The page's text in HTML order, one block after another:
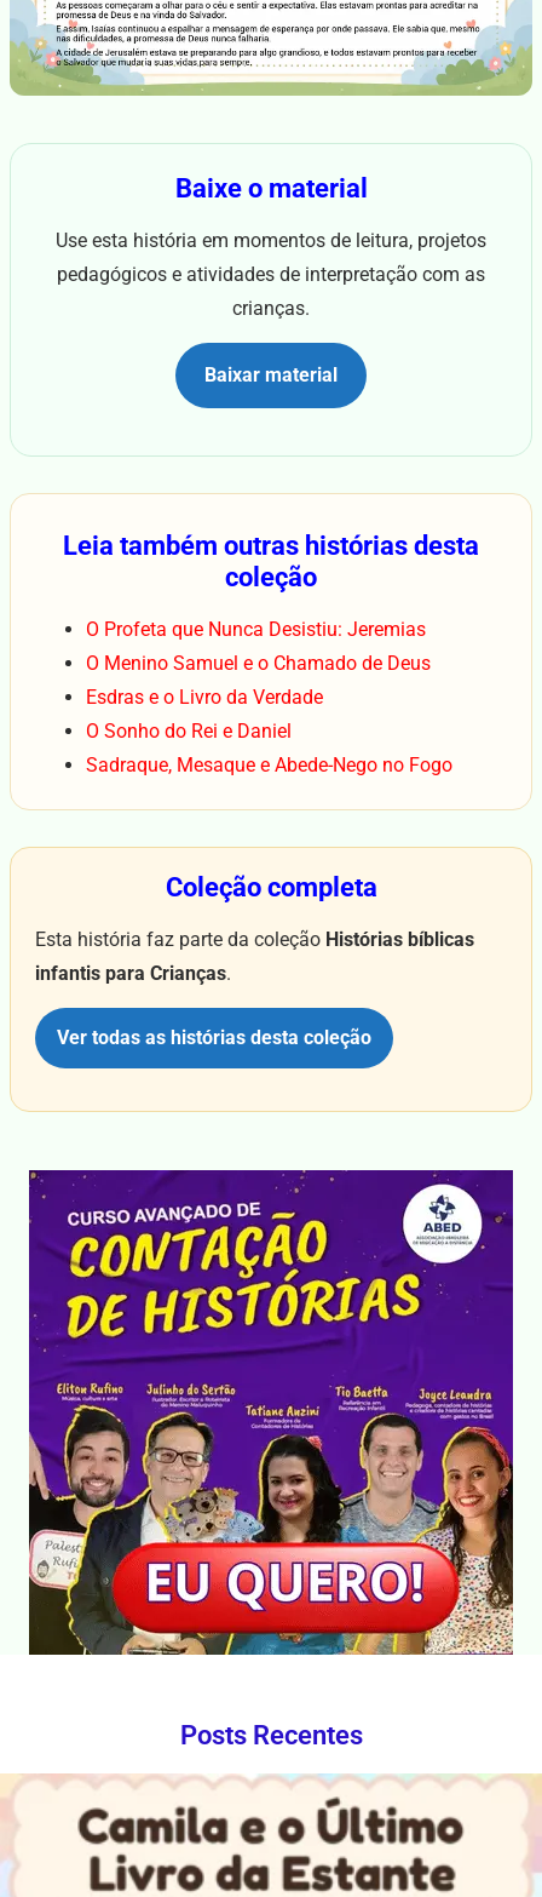
Baixe o material
Use esta história em momentos de leitura, projetos
pedagógicos e atividades de interpretação com as
crianças.
Baixar material
Leia também outras histórias desta
coleção
O Profeta que Nunca Desistiu: Jeremias
O Menino Samuel e o Chamado de Deus
Esdras e o Livro da Verdade
O Sonho do Rei e Daniel
Sadraque, Mesaque e Abede-Nego no Fogo
Coleção completa
Esta história faz parte da coleção Histórias bíblicas
infantis para Crianças.
Ver todas as histórias desta coleção
Posts Recentes